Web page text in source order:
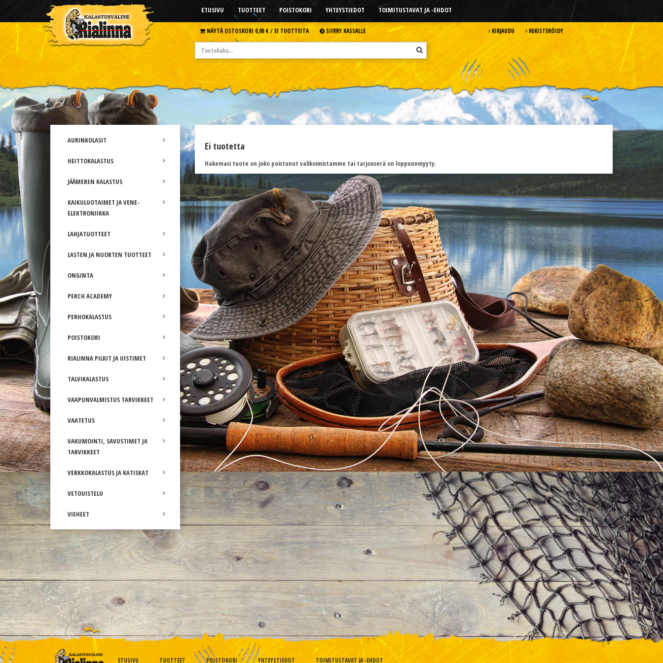
ETUSIVU TUOTTEET POISTOKORI YHTEYSTIEDOT TOIMITUSTAVAT JA -EHDOT
NÄYTÄ OSTOSKORI 0,00 € /EI TUOTTEITA SIIRRY KASSALLE KIRJAUDU REKISTERÖIDY
AURINKOLASIT
HEITTOKALASTUS
JÄÄMEREN KALASTUS
KAIKULUOTAIMET JA VENE-
ELEKTRONIIKKA
LAHJATUOTTEET
LASTEN JA NUORTEN TUOTTEET
ONGINTA
PERCH ACADEMY
PERHOKALASTUS
POISTOKORI
RIALINNA PILKIT JA UISTIMET
TALVIKALASTUS
VAAPUNVALMISTUS TARVIKKEET
VAATETUS
VAKUMOINTI, SAVUSTIMET JA
TARVIKKEET
VERKKOKALASTUS JA KATISKAT
VETOUISTELU
VIEHEET
Ei tuotetta
Hakemasi tuote on joko poistunut valikoimistamme tai tarjouserä on loppuunmyyty.
ETUSIVU TUOTTEET POISTOKORI YHTEYSTIEDOT TOIMITUSTAVAT JA -EHDOT